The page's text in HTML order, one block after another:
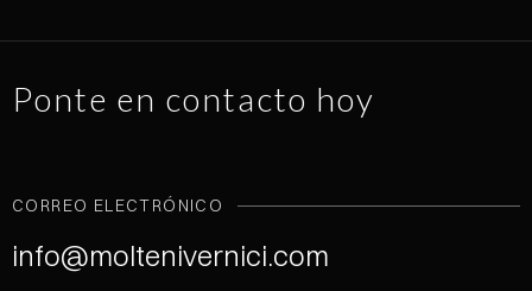
Ponte en contacto hoy
CORREO ELECTRÓNICO
info@moltenivernici.com